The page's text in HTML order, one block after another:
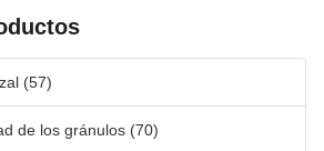
(57)
de los gránulos (70)